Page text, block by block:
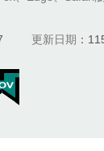
更新日期